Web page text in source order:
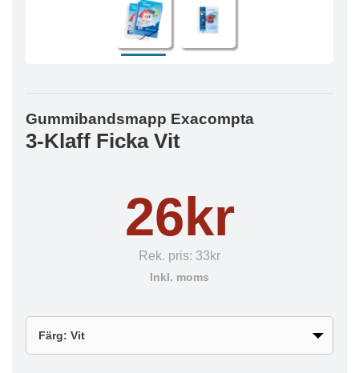
Gummibandsmapp Exacompta
3-Klaff Ficka Vit
26kr
Rek. pris: 33kr
Inkl. moms